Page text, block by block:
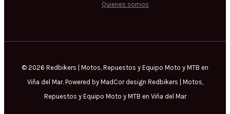
Quienes somos
© 2026 Redbikers | Motos, Repuestos y Equipo Moto y MTB en
Viña del Mar. Powered by MadCor design Redbikers | Motos,
Repuestos y Equipo Moto y MTB en Viña del Mar